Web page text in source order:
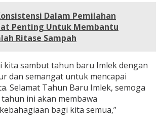
Dalam Pemilahan
Penting Untuk Membantu
Ritase Sampah
kita sambut tahun baru Imlek dengan
dan semangat untuk mencapai
Selamat Tahun Baru Imlek, semoga
ini akan membawa
bagi kita semua,”